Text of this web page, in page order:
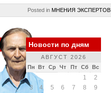
Posted in МНЕНИЯ ЭКСПЕРТОВ
Новости по дням
АВГУСТ 2026
Пн Вт Ср Чт Пт Сб Вс
1
2
3
4 5 6 7 8
9